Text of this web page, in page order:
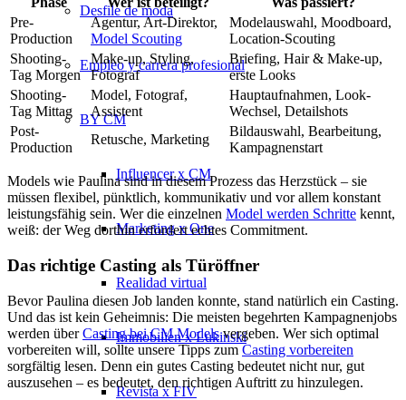
Desfile de moda
Empleo y carrera profesional
BY CM
Influencer x CM
Marketing x One
Realidad virtual
Immobilien x Lukinski
Revista x FIV
Pre-
Production
Agentur, Art-Direktor,
Model Scouting
Modelauswahl, Moodboard,
Location-Scouting
Shooting-
Tag Morgen
Make-up, Styling,
Fotograf
Briefing, Hair & Make-up,
erste Looks
Shooting-
Tag Mittag
Model, Fotograf,
Assistent
Hauptaufnahmen, Look-
Wechsel, Detailshots
Post-
Production
Retusche, Marketing
Bildauswahl, Bearbeitung,
Kampagnenstart
Models wie Paulina sind in diesem Prozess das Herzstück – sie
müssen flexibel, pünktlich, kommunikativ und vor allem konstant
leistungsfähig sein. Wer die einzelnen Model werden Schritte kennt,
weiß: der Weg dorthin erfordert echtes Commitment.
Das richtige Casting als Türöffner
Bevor Paulina diesen Job landen konnte, stand natürlich ein Casting.
Und das ist kein Geheimnis: Die meisten begehrten Kampagnenjobs
werden überCasting bei CM Modelsvergeben. Wer sich optimal
vorbereiten will, sollte unsere Tipps zum Casting vorbereiten
sorgfältig lesen. Denn ein gutes Casting bedeutet nicht nur, gut
auszusehen – es bedeutet, den richtigen Auftritt zu hinzulegen.